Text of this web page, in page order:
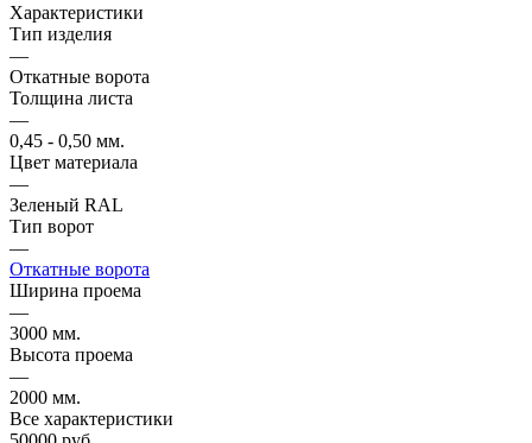
Характеристики
Тип изделия
—
Откатные ворота
Толщина листа
—
0,45 - 0,50 мм.
Цвет материала
—
Зеленый RAL
Тип ворот
—
Откатные ворота
Ширина проема
—
3000 мм.
Высота проема
—
2000 мм.
Все характеристики